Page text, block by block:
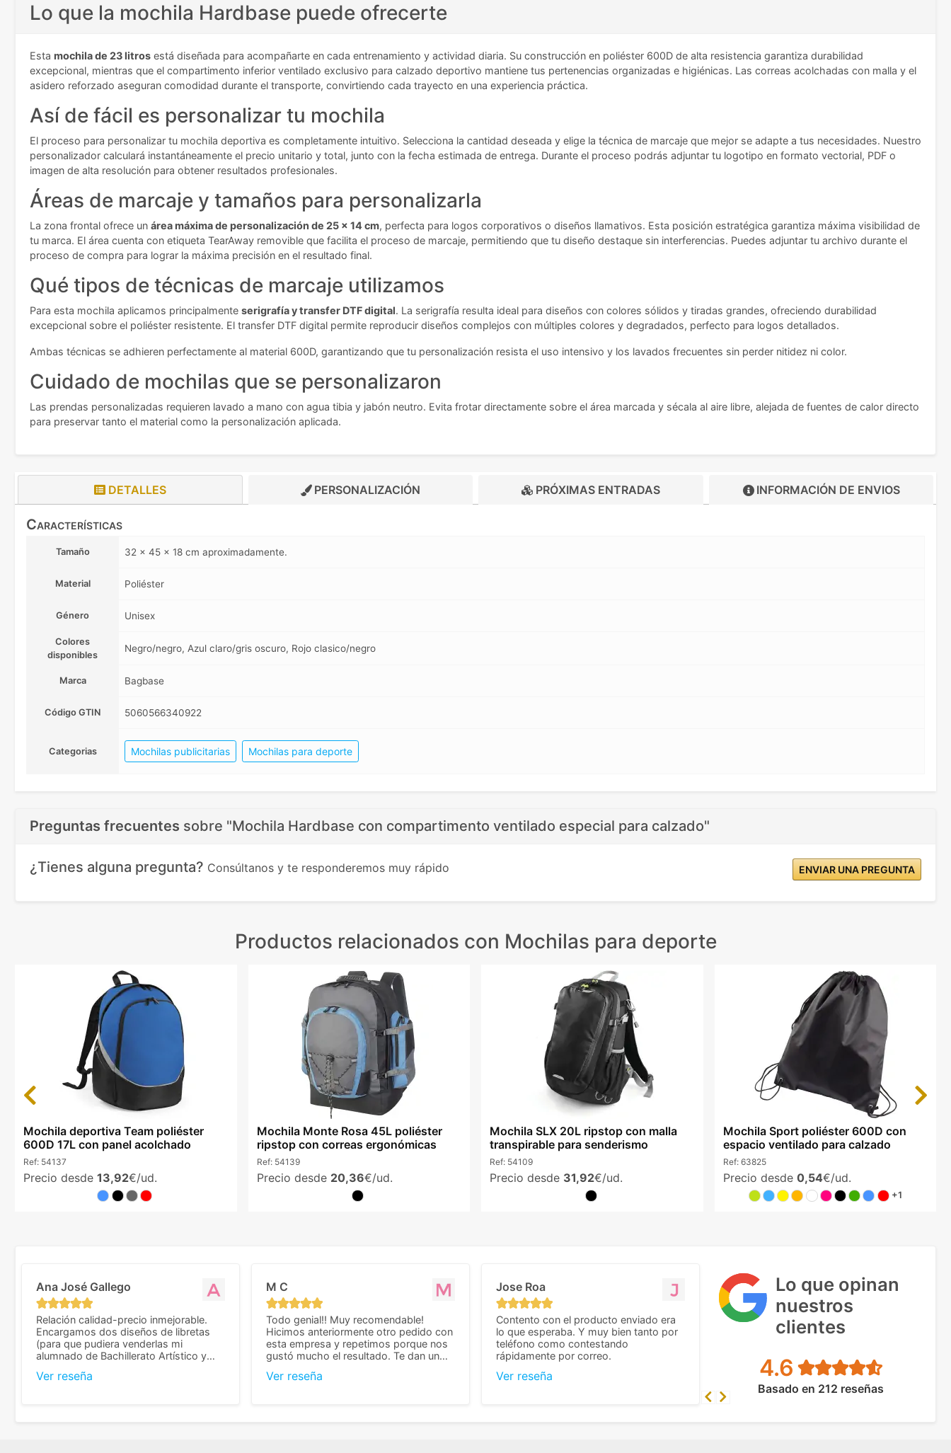
Lo que la mochila Hardbase puede ofrecerte
Esta mochila de 23 litros está diseñada para acompañarte en cada entrenamiento y actividad diaria. Su construcción en poliéster 600D de alta resistencia garantiza durabilidad
excepcional, mientras que el compartimento inferior ventilado exclusivo para calzado deportivo mantiene tus pertenencias organizadas e higiénicas. Las correas acolchadas con malla y el
asidero reforzado aseguran comodidad durante el transporte, convirtiendo cada trayecto en una experiencia práctica.
Así de fácil es personalizar tu mochila
El proceso para personalizar tu mochila deportiva es completamente intuitivo. Selecciona la cantidad deseada y elige la técnica de marcaje que mejor se adapte a tus necesidades. Nuestro
personalizador calculará instantáneamente el precio unitario y total, junto con la fecha estimada de entrega. Durante el proceso podrás adjuntar tu logotipo en formato vectorial, PDF o
imagen de alta resolución para obtener resultados profesionales.
Áreas de marcaje y tamaños para personalizarla
La zona frontal ofrece un área máxima de personalización de 25 x 14 cm, perfecta para logos corporativos o diseños llamativos. Esta posición estratégica garantiza máxima visibilidad de
tu marca. El área cuenta con etiqueta TearAway removible que facilita el proceso de marcaje, permitiendo que tu diseño destaque sin interferencias. Puedes adjuntar tu archivo durante el
proceso de compra para lograr la máxima precisión en el resultado final.
Qué tipos de técnicas de marcaje utilizamos
Para esta mochila aplicamos principalmente serigrafía y transfer DTF digital. La serigrafía resulta ideal para diseños con colores sólidos y tiradas grandes, ofreciendo durabilidad
excepcional sobre el poliéster resistente. El transfer DTF digital permite reproducir diseños complejos con múltiples colores y degradados, perfecto para logos detallados.
Ambas técnicas se adhieren perfectamente al material 600D, garantizando que tu personalización resista el uso intensivo y los lavados frecuentes sin perder nitidez ni color.
Cuidado de mochilas que se personalizaron
Las prendas personalizadas requieren lavado a mano con agua tibia y jabón neutro. Evita frotar directamente sobre el área marcada y sécala al aire libre, alejada de fuentes de calor directo
para preservar tanto el material como la personalización aplicada.
DETALLES PERSONALIZACIÓN PRÓXIMAS ENTRADAS INFORMACIÓN DE ENVIOS
Características
Tamaño 32 x 45 x 18 cm aproximadamente.
Material Poliéster
Género Unisex
Colores
disponibles
Negro/negro, Azul claro/gris oscuro, Rojo clasico/negro
Marca Bagbase
Código GTIN 5060566340922
Categorias Mochilas publicitarias Mochilas para deporte
Preguntas frecuentes sobre "Mochila Hardbase con compartimento ventilado especial para calzado"
¿Tienes alguna pregunta? Consúltanos y te responderemos muy rápido ENVIAR UNA PREGUNTA
Productos relacionados con Mochilas para deporte
Mochila deportiva Team poliéster
600D 17L con panel acolchado
Ref: 54137
Precio desde 13,92€/ud.
Mochila Monte Rosa 45L poliéster
ripstop con correas ergonómicas
Ref: 54139
Precio desde 20,36€/ud.
Mochila SLX 20L ripstop con malla
transpirable para senderismo
Ref: 54109
Precio desde 31,92€/ud.
Mochila Sport poliéster 600D con
espacio ventilado para calzado
Ref: 63825
Precio desde 0,54€/ud.
+1
Previous Next
Lo que opinan
nuestros
clientes
4.6
Basado en 212 reseñas
Ana José Gallego
Relación calidad-precio inmejorable.
Encargamos dos diseños de libretas
(para que pudiera venderlas mi
alumnado de Bachillerato Artístico y
mejor presupuesto con diferencia, con
Ver reseña
M C
Todo genial!! Muy recomendable!
Hicimos anteriormente otro pedido con
esta empresa y repetimos porque nos
gustó mucho el resultado. Te dan un
que valoramos mucho cuando se trata
Ver reseña
Jose Roa
Contento con el producto enviado era
lo que esperaba. Y muy bien tanto por
teléfono como contestando
rápidamente por correo.
Ver reseña
Previous
Next